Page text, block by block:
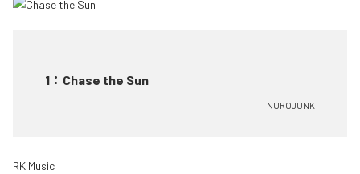
1 ： Chase the Sun
NUROJUNK
RK Music